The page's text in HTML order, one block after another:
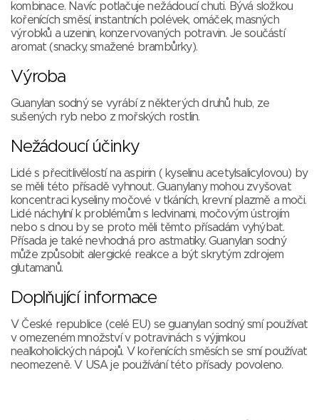
kombinace. Navíc potlačuje nežádoucí chuti. Bývá složkou
kořenících směsí, instantních polévek, omáček, masných
výrobků a uzenin, konzervovaných potravin. Je součástí
aromat (snacky, smažené brambůrky).
Výroba
Guanylan sodný se vyrábí z některých druhů hub, ze
sušených ryb nebo z mořských rostlin.
Nežádoucí účinky
Lidé s přecitlivělostí na aspirin ( kyselinu acetylsalicylovou) by
se měli této přísadě vyhnout. Guanylany mohou zvyšovat
koncentraci kyseliny močové v tkáních, krevní plazmě a moči.
Lidé náchylní k problémům s ledvinami, močovým ústrojím
nebo s dnou by se proto měli těmto přísadám vyhýbat.
Přísada je také nevhodná pro astmatiky. Guanylan sodný
může způsobit alergické reakce a být skrytým zdrojem
glutamanů.
Doplňující informace
V České republice (celé EU) se guanylan sodný smí používat
v omezeném množství v potravinách s výjimkou
nealkoholických nápojů. V kořenících směsích se smí používat
neomezeně. V USA je používání této přísady povoleno.